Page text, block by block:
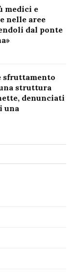
medici e
nelle aree
dal ponte
sfruttamento
struttura
denunciati
una